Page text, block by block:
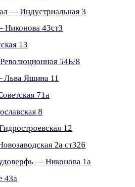
— Индустриальная 3
43ст3
13
54Б/8
Льва Яшина 11
71а
8
12
2а ст326
— Никонова 1а
43а